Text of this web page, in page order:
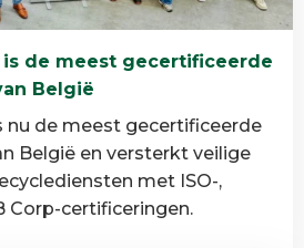
is de meest gecertificeerde
België
nu de meest gecertificeerde
België en versterkt veilige
met ISO-,
Corp-certificeringen.